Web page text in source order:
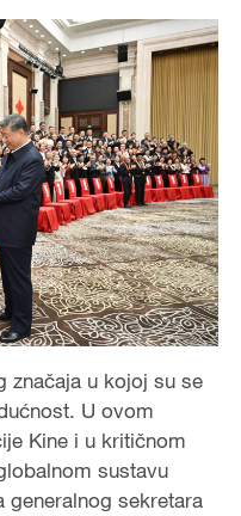
značaja u kojoj su se
U ovom
Kine i u kritičnom
sustavu
generalnog sekretara